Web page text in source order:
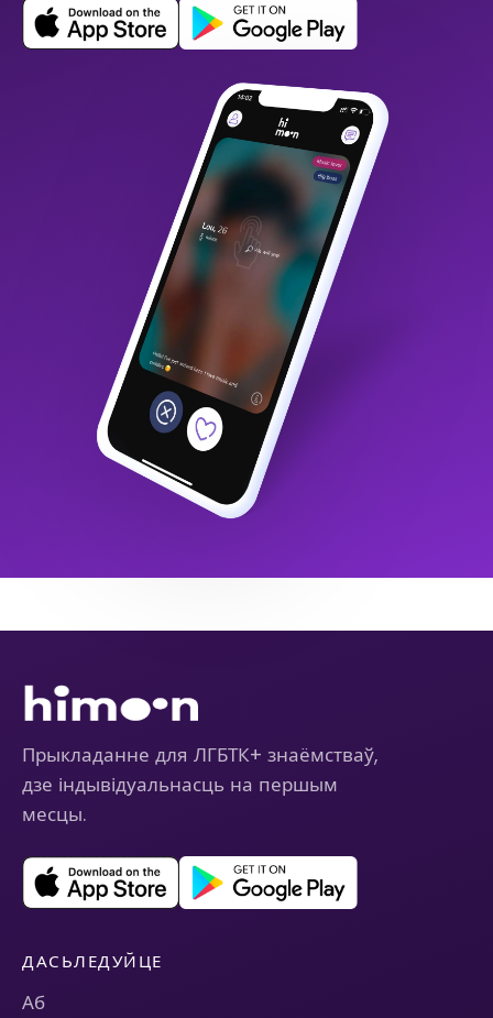
Прыкладанне для ЛГБТК+ знаёмстваў,
дзе індывідуальнасць на першым
месцы.
ДАСЬЛЕДУЙЦЕ
Аб